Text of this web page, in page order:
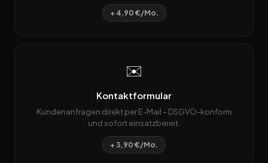
+ 4,90 €/Mo.
✉️
Kontaktformular
Kundenanfragen direkt per E-Mail – DSGVO-konform
und sofort einsatzbereit.
+ 3,90 €/Mo.